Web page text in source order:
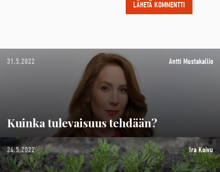
31.5.2022 Antti Mustakallio
Kuinka tulevaisuus tehdään?
24.5.2022 Ira Koivu